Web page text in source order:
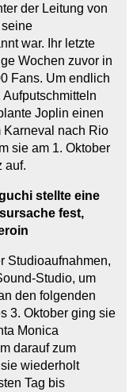
der Leitung von
war. Ihr letzte
Wochen zuvor in
Fans. Um endlich
Joplin einen
Karneval nach Rio
sie am 1. Oktober
auf.
stellte eine
fest,
Studioaufnahmen,
Studio, um
den folgenden
3. Oktober ging sie
Monica
darauf zum
wiederholt
Tag bis